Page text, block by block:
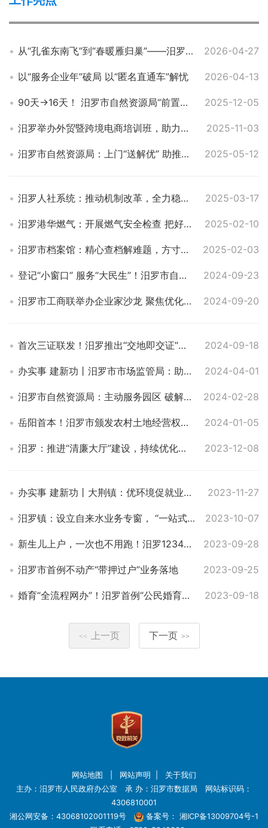
从“孔雀东南飞”到“春暖雁归巢”——汨罗高新区一条产业链的“幸福经济学” 2026-04-27
以“服务企业年”破局 以“匿名直通车”解忧 2026-04-13
90天→16天！ 汨罗市自然资源局“前置审批”刷新项目落地速度 2025-12-05
汨罗举办外贸暨跨境电商培训班，助力企业“扬帆出海” 2025-11-03
汨罗市自然资源局：上门“送解优” 助推园区项目加速跑 2025-05-12
汨罗人社系统：推动机制改革，全力稳就业强技能促增收防风险 2025-03-17
汨罗港华燃气：开展燃气安全检查 把好节后复工安全关 2025-02-10
汨罗市档案馆：精心查档解难题，方寸锦旗映民心 2025-02-03
登记“小窗口” 服务“大民生”！汨罗市自然资源局：聚焦急难愁盼，传递民生温度 2024-09-23
汨罗市工商联举办企业家沙龙 聚焦优化法治化营商环境 2024-09-20
首次三证联发！汨罗推出“交地即交证”服务新模式 2024-09-18
办实事 建新功丨汨罗市市场监管局：助力营商环境优化，投诉举报办结率100% 2024-04-01
汨罗市自然资源局：主动服务园区 破解企业用地瓶颈 2024-02-28
岳阳首本！汨罗市颁发农村土地经营权不动产权证书 2024-01-05
汨罗：推进“清廉大厅”建设，持续优化营商环境 2023-12-08
办实事 建新功丨大荆镇：优环境促就业，当好企业“服务员” 2023-11-27
汨罗镇：设立自来水业务专窗， “一站式”服务更贴心 2023-10-07
新生儿上户，一次也不用跑！汨罗12345热线助力“便捷办” 2023-09-28
汨罗市首例不动产“带押过户”业务落地 2023-09-25
婚育“全流程网办”！汨罗首例“公民婚育一件事”落地 2023-09-18
<< 上一页 下一页 >>
网站地图 网站声明
关于我们
主办：汨罗市人民政府办公室 承 办：汨罗市数据局 网站标识码：
4306810001
湘公网安备：43068102001119号
备案号： 湘ICP备13009704号-1